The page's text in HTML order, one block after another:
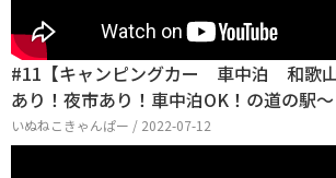
#11【キャンピングカー 車中泊 和歌
あり！夜市あり！車中泊OK！の道の駅～
いぬねこきゃんぱー / 2022-07-12